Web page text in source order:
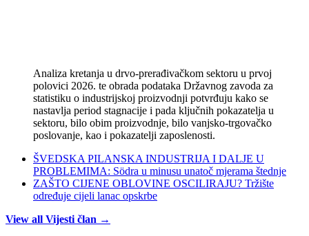
Analiza kretanja u drvo-prerađivačkom sektoru u prvoj
polovici 2026. te obrada podataka Državnog zavoda za
statistiku o industrijskoj proizvodnji potvrđuju kako se
nastavlja period stagnacije i pada ključnih pokazatelja u
sektoru, bilo obim proizvodnje, bilo vanjsko-trgovačko
poslovanje, kao i pokazatelji zaposlenosti.
ŠVEDSKA PILANSKA INDUSTRIJA I DALJE U
PROBLEMIMA: Södra u minusu unatoč mjerama štednje
ZAŠTO CIJENE OBLOVINE OSCILIRAJU? Tržište
određuje cijeli lanac opskrbe
View all Vijesti član →